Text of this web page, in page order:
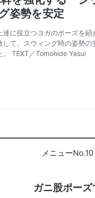
メニューNo.10
ガニ股ポーズ